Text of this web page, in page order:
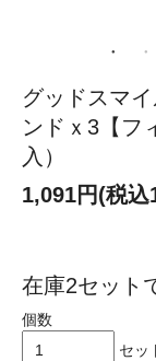
グッドスマ
ンドｘ3【フ
入）
1,091円(税込
在庫2セット
個数
セッ